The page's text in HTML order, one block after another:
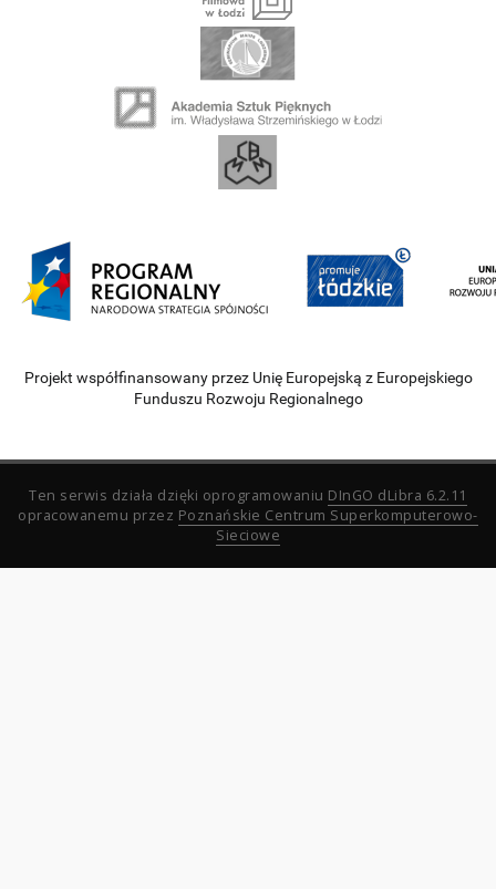
Projekt współfinansowany przez Unię Europejską z Europejskiego
Funduszu Rozwoju Regionalnego
Ten serwis działa dzięki oprogramowaniu DInGO dLibra 6.2.11
opracowanemu przez Poznańskie Centrum Superkomputerowo-
Sieciowe